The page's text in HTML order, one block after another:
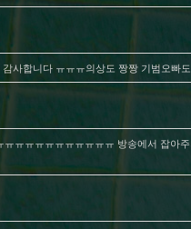
사합니다 ㅠㅠㅠ의상도 짱짱 기범오빠
ㅠㅠㅠㅠㅠㅠㅠㅠㅠㅠㅠ 방송에서 잡아